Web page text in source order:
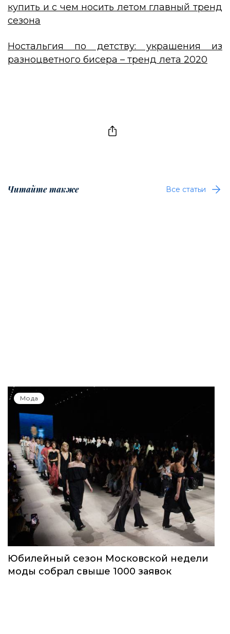
купить и с чем носить летом главный тренд
сезона
Ностальгия по детству: украшения из
разноцветного бисера – тренд лета 2020
Читайте также Все статьи
Мода
Юбилейный сезон Московской недели
моды собрал свыше 1000 заявок